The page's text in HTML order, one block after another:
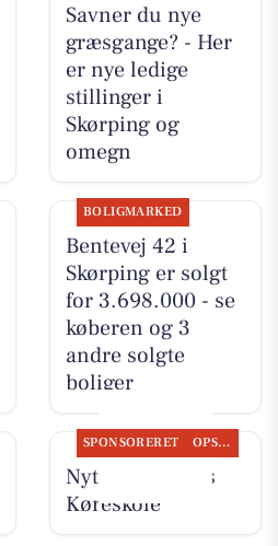
Savner du nye
græsgange? - Her
er nye ledige
stillinger i
Skørping og
omegn
BOLIGMARKED
Bentevej 42 i
Skørping er solgt
for 3.698.000 - se
køberen og 3
andre solgte
boliger
SPONSORERET OPSLAGSTAVLEN
Nyt fra Kudahls
Køreskole